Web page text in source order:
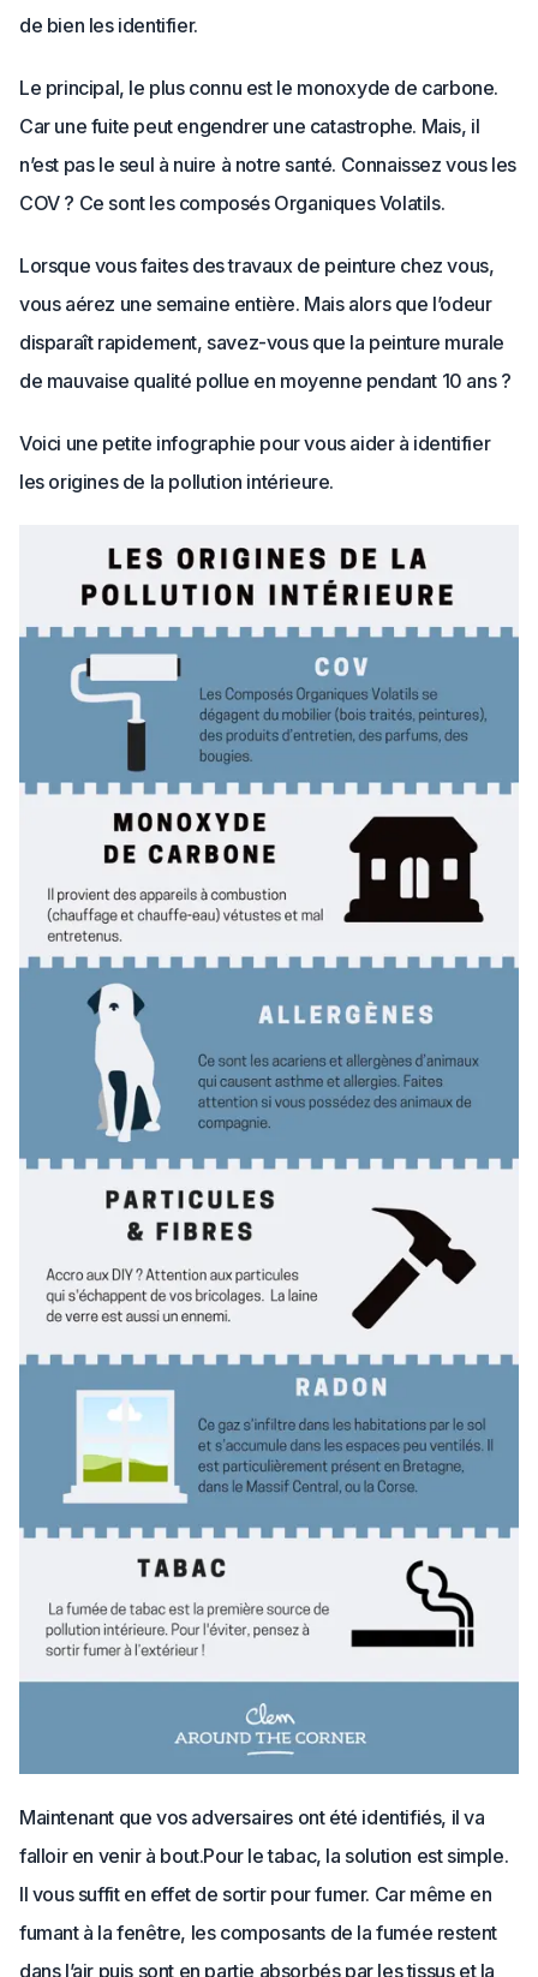
de bien les identifier.
Le principal, le plus connu est le monoxyde de carbone.
Car une fuite peut engendrer une catastrophe. Mais, il
n’est pas le seul à nuire à notre santé. Connaissez vous les
COV ? Ce sont les composés Organiques Volatils.
Lorsque vous faites des travaux de peinture chez vous,
vous aérez une semaine entière. Mais alors que l’odeur
disparaît rapidement, savez-vous que la peinture murale
de mauvaise qualité pollue en moyenne pendant 10 ans ?
Voici une petite infographie pour vous aider à identifier
les origines de la pollution intérieure.
Maintenant que vos adversaires ont été identifiés, il va
falloir en venir à bout.Pour le tabac, la solution est simple.
Il vous suffit en effet de sortir pour fumer. Car même en
fumant à la fenêtre, les composants de la fumée restent
dans l’air puis sont en partie absorbés par les tissus et la